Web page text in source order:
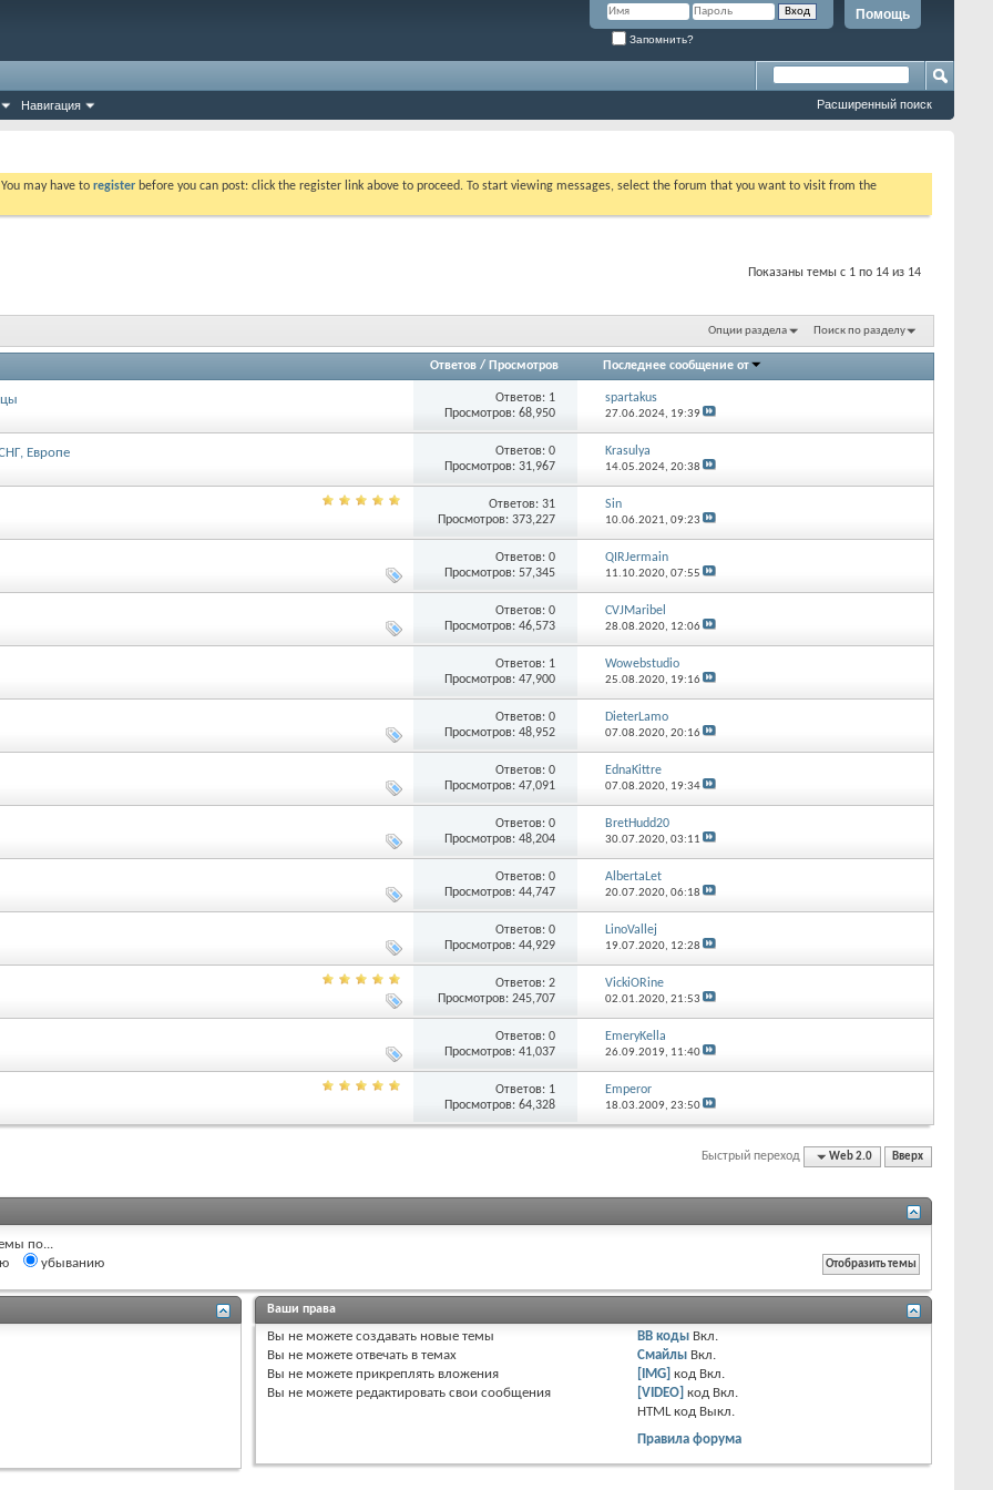
Помощь
Запомнить?
Навигация Расширенный поиск
may have to register before you can post: click the register link above to proceed. To start viewing messages, select the forum that you want to visit from the
Показаны темы с 1 по 14 из 14
Опции раздела Поиск по разделу
Ответов / Просмотров Последнее сообщение от
Ответов: 1
Просмотров: 68,950
spartakus
27.06.2024, 19:39
Европе
Ответов: 0
Просмотров: 31,967
Krasulya
14.05.2024, 20:38
Ответов: 31
Просмотров: 373,227
Sin
10.06.2021, 09:23
Ответов: 0
Просмотров: 57,345
QIRJermain
11.10.2020, 07:55
Ответов: 0
Просмотров: 46,573
CVJMaribel
28.08.2020, 12:06
Ответов: 1
Просмотров: 47,900
Wowebstudio
25.08.2020, 19:16
Ответов: 0
Просмотров: 48,952
DieterLamo
07.08.2020, 20:16
Ответов: 0
Просмотров: 47,091
EdnaKittre
07.08.2020, 19:34
Ответов: 0
Просмотров: 48,204
BretHudd20
30.07.2020, 03:11
Ответов: 0
Просмотров: 44,747
AlbertaLet
20.07.2020, 06:18
Ответов: 0
Просмотров: 44,929
LinoVallej
19.07.2020, 12:28
Ответов: 2
Просмотров: 245,707
VickiORine
02.01.2020, 21:53
Ответов: 0
Просмотров: 41,037
EmeryKella
26.09.2019, 11:40
Ответов: 1
Просмотров: 64,328
Emperor
18.03.2009, 23:50
Быстрый переход Web 2.0 Вверх
по...
убыванию
Ваши права
Вы не можете создавать новые темы
Вы не можете отвечать в темах
Вы не можете прикреплять вложения
Вы не можете редактировать свои сообщения
BB коды Вкл.
Смайлы Вкл.
[IMG] код Вкл.
[VIDEO] код Вкл.
HTML код Выкл.
Правила форума